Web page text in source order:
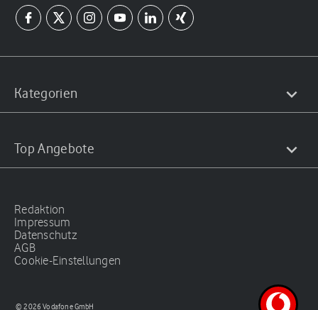
Kategorien
Top Angebote
Redaktion
Impressum
Datenschutz
AGB
Cookie-Einstellungen
© 2026 Vodafone GmbH